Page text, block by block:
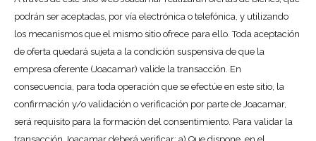
podrán ser aceptadas, por vía electrónica o telefónica, y utilizando
los mecanismos que el mismo sitio ofrece para ello. Toda aceptación
de oferta quedará sujeta a la condición suspensiva de que la
empresa oferente (Joacamar) valide la transacción. En
consecuencia, para toda operación que se efectúe en este sitio, la
confirmación y/o validación o verificación por parte de Joacamar,
será requisito para la formación del consentimiento. Para validar la